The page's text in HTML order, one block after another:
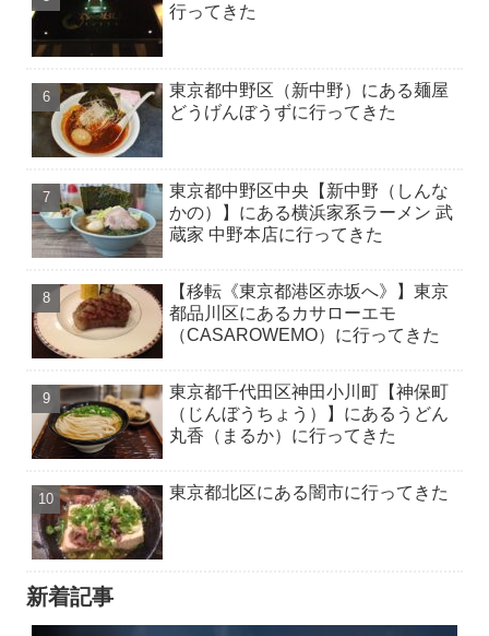
行ってきた
東京都中野区（新中野）にある麺屋
どうげんぼうずに行ってきた
東京都中野区中央【新中野（しんな
かの）】にある横浜家系ラーメン 武
蔵家 中野本店に行ってきた
【移転《東京都港区赤坂へ》】東京
都品川区にあるカサローエモ
（CASAROWEMO）に行ってきた
東京都千代田区神田小川町【神保町
（じんぼうちょう）】にあるうどん
丸香（まるか）に行ってきた
東京都北区にある闇市に行ってきた
新着記事